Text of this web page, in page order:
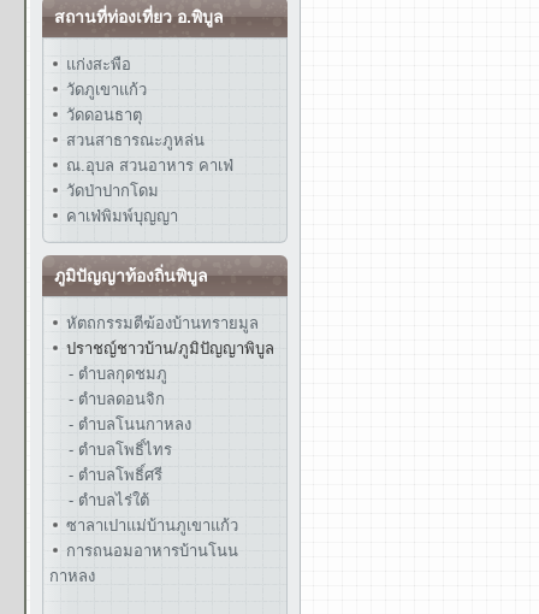
สถานที่ท่องเที่ยว อ.พิบูล
แก่งสะพือ
วัดภูเขาแก้ว
วัดดอนธาตุ
สวนสาธารณะภูหล่น
ณ.อุบล สวนอาหาร คาเฟ่
วัดป่าปากโดม
คาเฟ่พิมพ์บุญญา
ภูมิปัญญาท้องถิ่นพิบูล
หัตถกรรมตีฆ้องบ้านทรายมูล
ปราชญ์ชาวบ้าน/ภูมิปัญญาพิบูล
- ตำบลกุดชมภู
- ตำบลดอนจิก
- ตำบลโนนกาหลง
- ตำบลโพธิ์ไทร
- ตำบลโพธิ์ศรี
- ตำบลไร่ใต้
ซาลาเปาแม่บ้านภูเขาแก้ว
การถนอมอาหารบ้านโนน
กาหลง